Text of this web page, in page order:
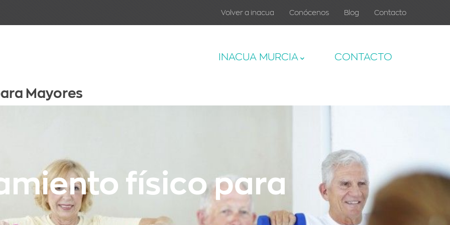
Volver a inacua Conócenos Blog Contacto
INACUA MURCIA CONTACTO
Mayores
físico para